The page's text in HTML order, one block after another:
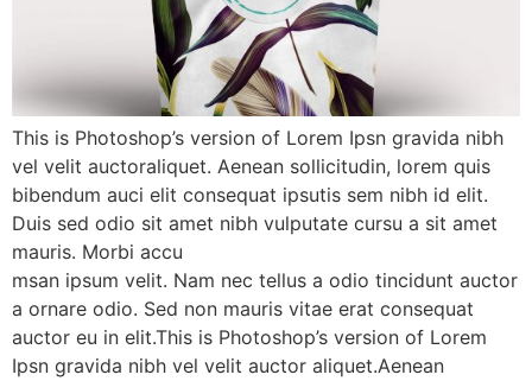
This is Photoshop’s version of Lorem Ipsn gravida nibh
vel velit auctoraliquet. Aenean sollicitudin, lorem quis
bibendum auci elit consequat ipsutis sem nibh id elit.
Duis sed odio sit amet nibh vulputate cursu a sit amet
mauris. Morbi accu
msan ipsum velit. Nam nec tellus a odio tincidunt auctor
a ornare odio. Sed non mauris vitae erat consequat
auctor eu in elit.This is Photoshop’s version of Lorem
Ipsn gravida nibh vel velit auctor aliquet.Aenean